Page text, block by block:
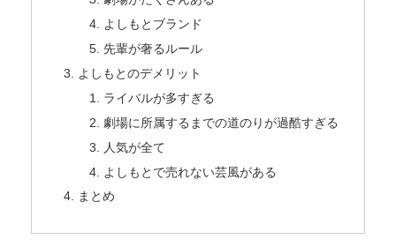
よしもとブランド
先輩が奢るルール
よしもとのデメリット
ライバルが多すぎる
劇場に所属するまでの道のりが過酷すぎる
人気が全て
よしもとで売れない芸風がある
まとめ